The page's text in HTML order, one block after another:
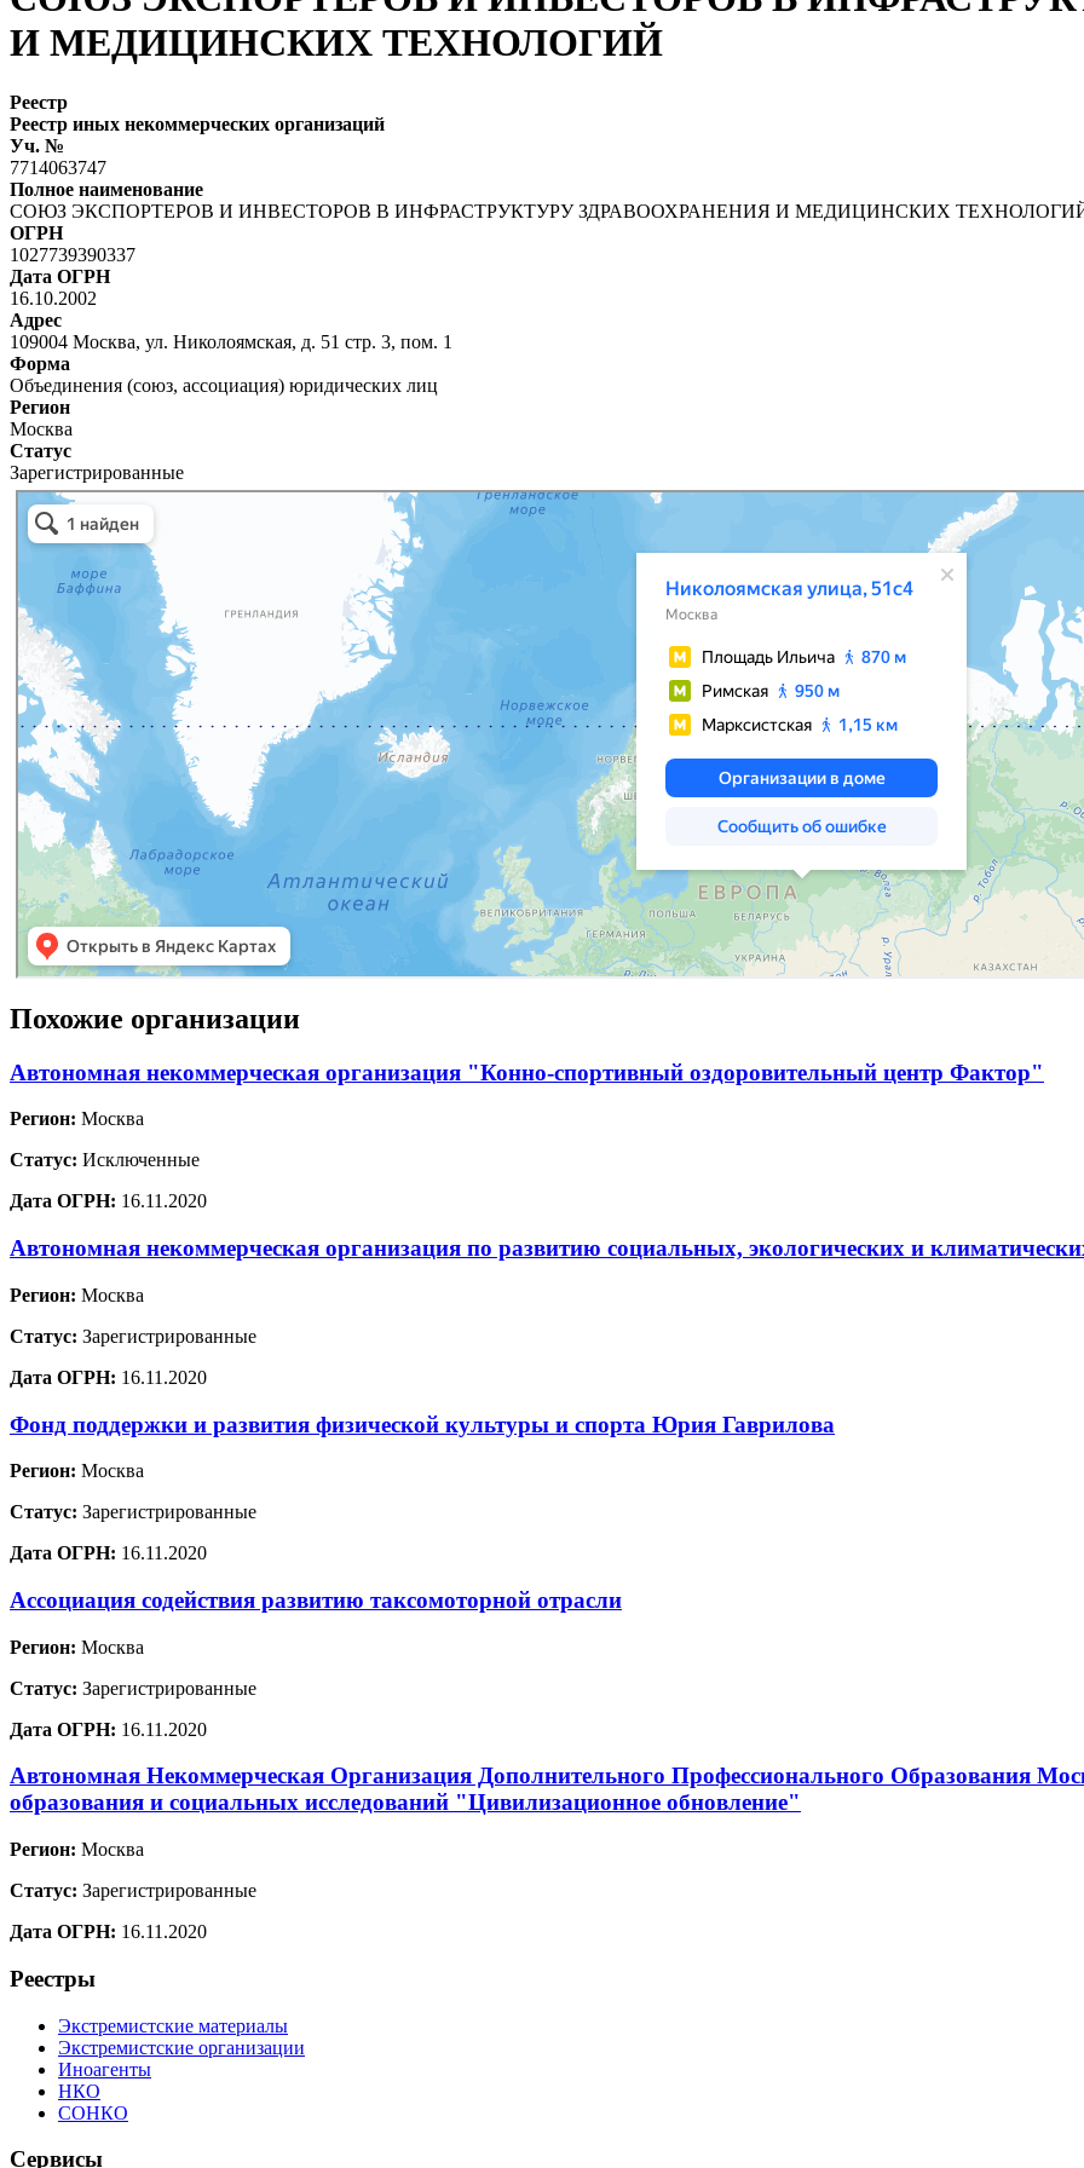
И МЕДИЦИНСКИХ ТЕХНОЛОГИЙ
Реестр
Реестр иных некоммерческих организаций
Уч. №
7714063747
Полное наименование
СОЮЗ ЭКСПОРТЕРОВ И ИНВЕСТОРОВ В ИНФРАСТРУКТУРУ ЗДРАВООХРАНЕНИЯ И МЕДИЦИНСКИХ
ОГРН
1027739390337
Дата ОГРН
16.10.2002
Адрес
109004 Москва, ул. Николоямская, д. 51 стр. 3, пом. 1
Форма
Объединения (союз, ассоциация) юридических лиц
Регион
Москва
Статус
Зарегистрированные
Похожие организации
Автономная некоммерческая организация "Конно-спортивный оздоровительный центр Фактор"
Регион: Москва
Статус: Исключенные
Дата ОГРН: 16.11.2020
Автономная некоммерческая организация по развитию социальных, экологических и
Регион: Москва
Статус: Зарегистрированные
Дата ОГРН: 16.11.2020
Фонд поддержки и развития физической культуры и спорта Юрия Гаврилова
Регион: Москва
Статус: Зарегистрированные
Дата ОГРН: 16.11.2020
Ассоциация содействия развитию таксомоторной отрасли
Регион: Москва
Статус: Зарегистрированные
Дата ОГРН: 16.11.2020
Автономная Некоммерческая Организация Дополнительного Профессионального Образования
образования и социальных исследований "Цивилизационное обновление"
Регион: Москва
Статус: Зарегистрированные
Дата ОГРН: 16.11.2020
Реестры
Экстремистские материалы
Экстремистские организации
Иноагенты
НКО
СОНКО
Сервисы